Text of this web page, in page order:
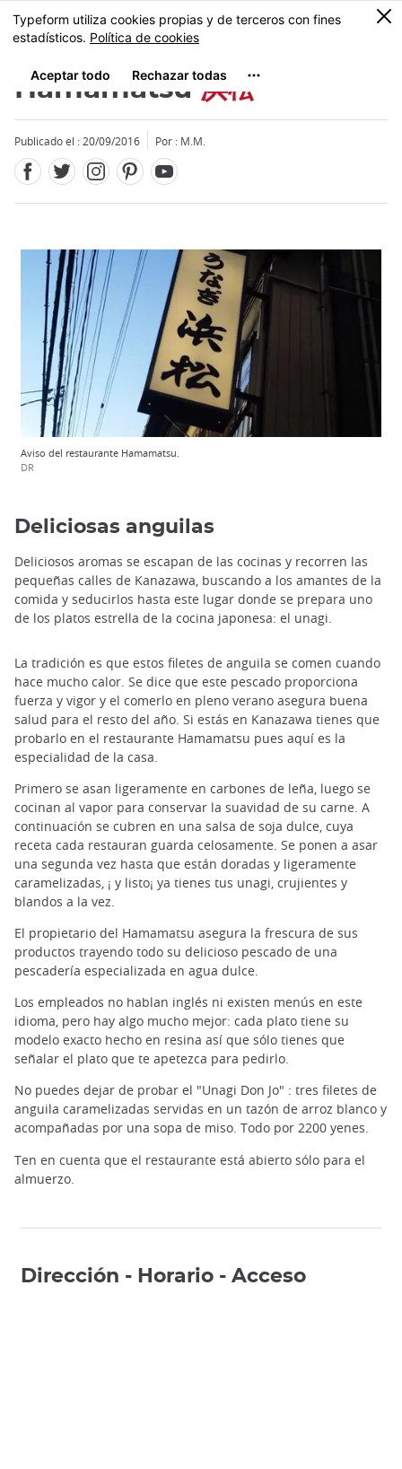
Tamaño
MENU
0
Hamamatsu浜松
Publicado el : 20/09/2016 Por : M.M.
Aviso del restaurante Hamamatsu.
DR
Deliciosas anguilas
Deliciosos aromas se escapan de las cocinas y recorren las
pequeñas calles de Kanazawa, buscando a los amantes de la
comida y seducirlos hasta este lugar donde se prepara uno
de los platos estrella de la cocina japonesa: el unagi.
La tradición es que estos filetes de anguila se comen cuando
hace mucho calor. Se dice que este pescado proporciona
fuerza y vigor y el comerlo en pleno verano asegura buena
salud para el resto del año. Si estás en Kanazawa tienes que
probarlo en el restaurante Hamamatsu pues aquí es la
especialidad de la casa.
Primero se asan ligeramente en carbones de leña, luego se
cocinan al vapor para conservar la suavidad de su carne. A
continuación se cubren en una salsa de soja dulce, cuya
receta cada restauran guarda celosamente. Se ponen a asar
una segunda vez hasta que están doradas y ligeramente
caramelizadas, ¡ y listo¡ ya tienes tus unagi, crujientes y
blandos a la vez.
El propietario del Hamamatsu asegura la frescura de sus
productos trayendo todo su delicioso pescado de una
pescadería especializada en agua dulce.
Los empleados no hablan inglés ni existen menús en este
idioma, pero hay algo mucho mejor: cada plato tiene su
modelo exacto hecho en resina así que sólo tienes que
señalar el plato que te apetezca para pedirlo.
No puedes dejar de probar el "Unagi Don Jo" : tres filetes de
anguila caramelizadas servidas en un tazón de arroz blanco y
acompañadas por una sopa de miso. Todo por 2200 yenes.
Ten en cuenta que el restaurante está abierto sólo para el
almuerzo.
Dirección - Horario - Acceso